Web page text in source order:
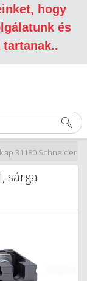
hogy
és
tartanak..
31180 Schneider
sárga